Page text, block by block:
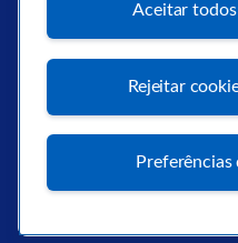
Aceitar
Rejeitar
Preferências